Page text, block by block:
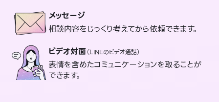
メッセージ
相談内容をじっくり考えてから依頼できます。
ビデオ対面（LINEのビデオ通話）
表情を含めたコミュニケーションを取ることが
できます。